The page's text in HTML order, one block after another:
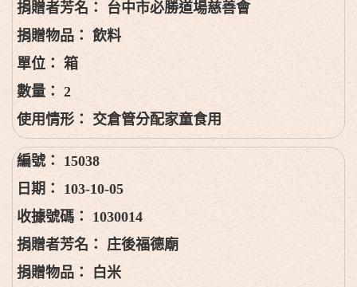
台中市必勝道場慈善會
飲料
箱
2
交倉管分配家童食用
15038
103-10-05
1030014
庄後福德廟
白米